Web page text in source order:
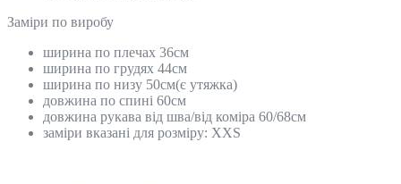
Замiри по виробу
ширина по плечах 36см
ширина по грудях 44см
ширина по низу 50см(є утяжка)
довжина по спині 60см
довжина рукава від шва/від коміра 60/68см
заміри вказані для розміру: ХХS